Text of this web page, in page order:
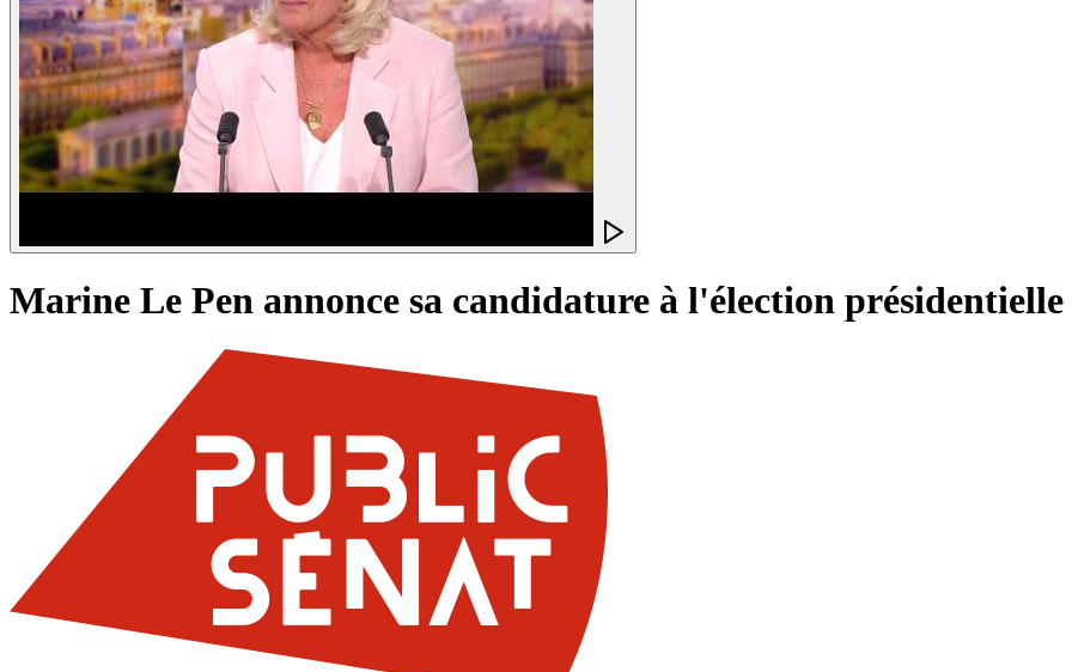
Marine Le Pen annonce sa candidature à l'élection présidentielle